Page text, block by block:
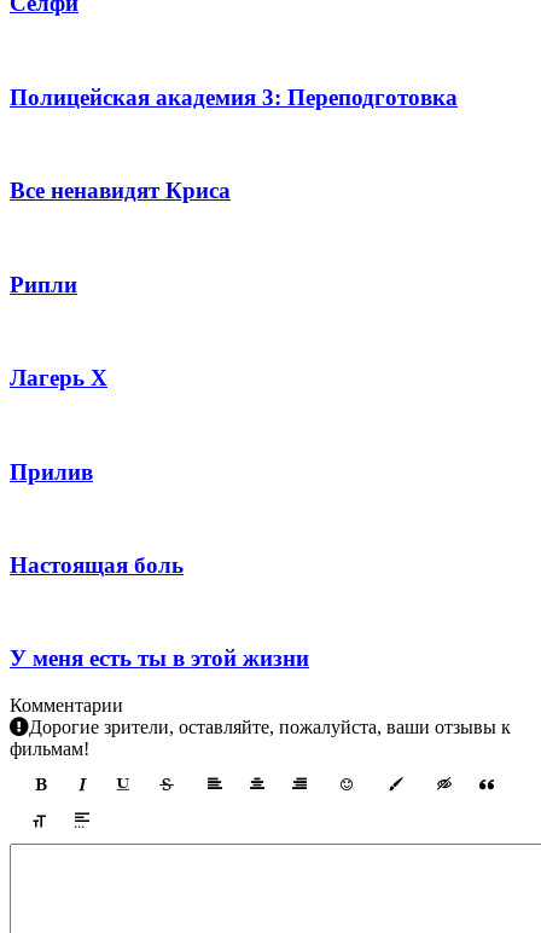
Полицейская академия 3: Переподготовка
Все ненавидят Криса
Рипли
Лагерь Х
Прилив
Настоящая боль
У меня есть ты в этой жизни
Комментарии
Дорогие зрители, оставляйте, пожалуйста, ваши отзывы к
фильмам!